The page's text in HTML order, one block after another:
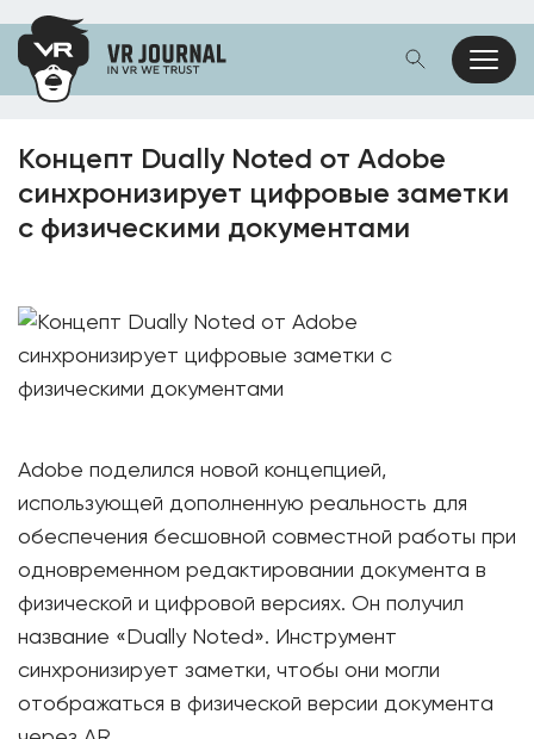
Концепт Dually Noted от Adobe
синхронизирует цифровые заметки
с физическими документами
Adobe поделился новой концепцией,
использующей дополненную реальность для
обеспечения бесшовной совместной работы при
одновременном редактировании документа в
физической и цифровой версиях. Он получил
название «Dually Noted». Инструмент
синхронизирует заметки, чтобы они могли
отображаться в физической версии документа